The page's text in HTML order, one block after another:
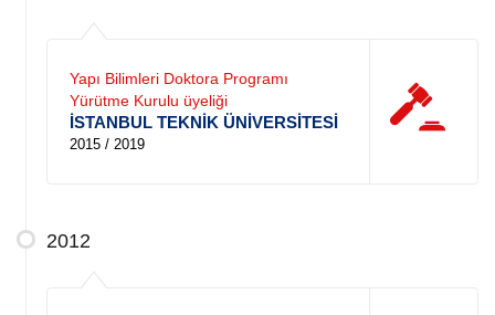
Yapı Bilimleri Doktora Programı
Yürütme Kurulu üyeliği
İSTANBUL TEKNİK ÜNİVERSİTESİ
2015 / 2019
2012